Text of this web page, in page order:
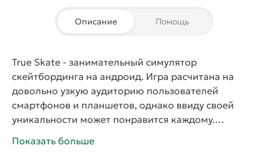
Описание Помощь
True Skate - занимательный симулятор
скейтбординга на андроид. Игра расчитана на
довольно узкую аудиторию пользователей
смартфонов и планшетов, однако ввиду своей
уникальности может понравится каждому.
обрела популярность благодаря объекту обзора.
Показать больше